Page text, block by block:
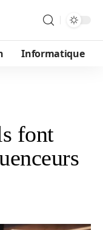
Informatique
font